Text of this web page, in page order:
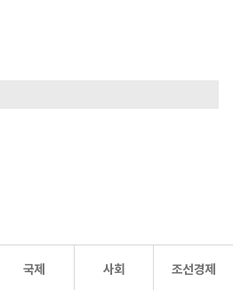
국제 사회 조선경제